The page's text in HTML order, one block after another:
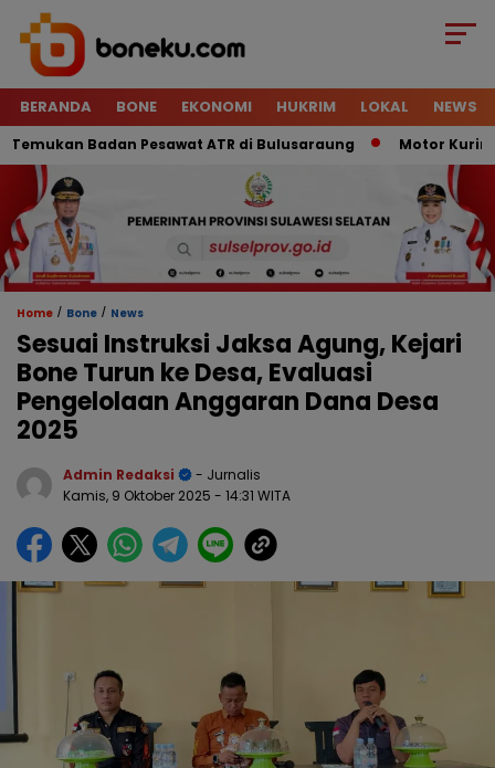
BERANDA BONE EKONOMI HUKRIM LOKAL NEWS
Badan Pesawat ATR di Bulusaraung Motor Kurir Raib
Home / Bone / News
Sesuai Instruksi Jaksa Agung, Kejari
Bone Turun ke Desa, Evaluasi
Pengelolaan Anggaran Dana Desa
2025
Admin Redaksi
- Jurnalis
Kamis, 9 Oktober 2025 - 14:31 WITA